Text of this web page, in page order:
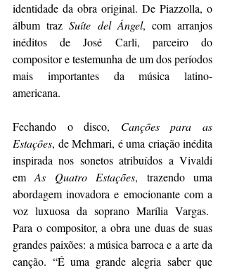
identidade da obra original. De Piazzolla, o
álbum traz Suíte del Ángel, com arranjos
inéditos de José Carli, parceiro do
compositor e testemunha de um dos períodos
mais importantes da música latino-
americana.
Fechando o disco, Canções para as
Estações, de Mehmari, é uma criação inédita
inspirada nos sonetos atribuídos a Vivaldi
em As Quatro Estações, trazendo uma
abordagem inovadora e emocionante com a
voz luxuosa da soprano Marília Vargas.
Para o compositor, a obra une duas de suas
grandes paixões: a música barroca e a arte da
canção. “É uma grande alegria saber que